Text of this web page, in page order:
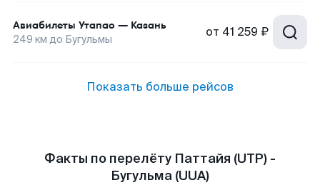
Авиабилеты Утапао — Казань
249 км до Бугульмы от 41 259 ₽
Показать больше рейсов
Факты по перелёту Паттайя (UTP) -
Бугульма (UUA)